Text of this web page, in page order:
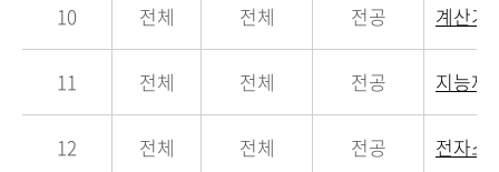
10 전체 전체 전공 계산기
11 전체 전체 전공 지능제
12 전체 전체 전공 전자소